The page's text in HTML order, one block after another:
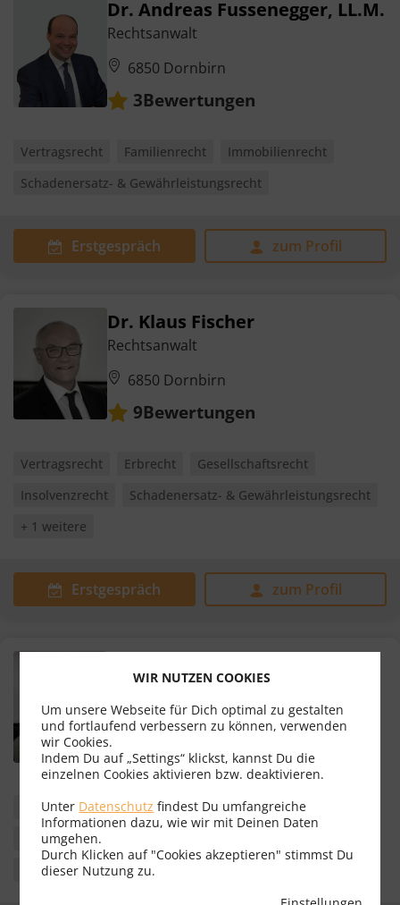
Dr. Andreas Fussenegger, LL.M.
Rechtsanwalt
6850 Dornbirn
3Bewertungen
Vertragsrecht Familienrecht
Immobilienrecht
Schadenersatz- & Gewährleistungsrecht
Erstgespräch zum Profil
Dr. Klaus Fischer
Rechtsanwalt
6850 Dornbirn
9Bewertungen
Vertragsrecht Erbrecht
Gesellschaftsrecht
Insolvenzrecht
Schadenersatz- & Gewährleistungsrecht
+ 1 weitere
Erstgespräch zum Profil
Rechtsanwalt
6850 Dornbirn
21Bewertungen
Vertragsrecht Erbrecht
Gesellschaftsrecht
Insolvenzrecht
Unternehmensrecht
WIR NUTZEN COOKIES
Um unsere Webseite für Dich optimal zu gestalten
und fortlaufend verbessern zu können, verwenden
wir Cookies.
Indem Du auf „Settings“ klickst, kannst Du die
einzelnen Cookies aktivieren bzw. deaktivieren.
Unter Datenschutz findest Du umfangreiche
Informationen dazu, wie wir mit Deinen Daten
umgehen.
Durch Klicken auf "Cookies akzeptieren" stimmst Du
dieser Nutzung zu.